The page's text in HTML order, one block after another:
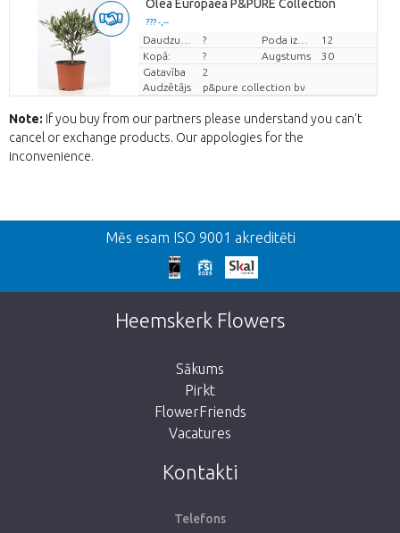
Olea Europaea P&PURE Collection
??? -,--
Cena par vienību
?
12
Kopā:
? Augstums
30
Gatavība
2
Audzētājs
p&pure collection bv
Note: If you buy from our partners please understand you can't
cancel or exchange products. Our appologies for the
inconvenience.
Atpakaļ
We're sorry
This page does not exist. Click on the
button below to return to the shop.
Mēs esam ISO 9001 akreditēti
Heemskerk Flowers
Sākums
Pirkt
FlowerFriends
Vacatures
Kontakti
Telefons